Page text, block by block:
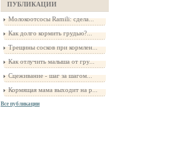
ПУБЛИКАЦИИ
Молокоотсосы Ramili: сдела...
Как долго кормить грудью?...
Трещины сосков при кормлен...
Как отлучить малыша от гру...
Сцеживание - шаг за шагом...
Кормящая мама выходит на р...
Все публикации